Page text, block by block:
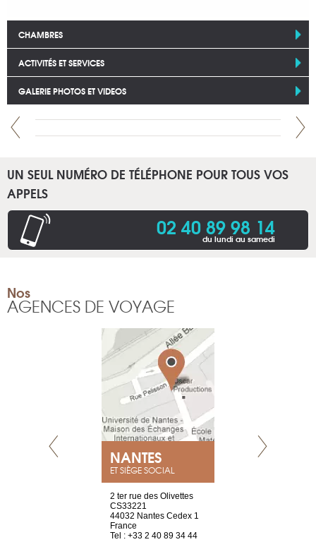
CHAMBRES
ACTIVITÉS ET SERVICES
GALERIE PHOTOS ET VIDEOS
UN SEUL NUMÉRO DE TÉLÉPHONE POUR TOUS VOS
APPELS
02 40 89 98 14
du lundi au samedi
Nos
AGENCES DE VOYAGE
NANTES
ET SIÈGE SOCIAL
2 ter rue des Olivettes
CS33221
44032 Nantes Cedex 1
France
Tel : +33 2 40 89 34 44